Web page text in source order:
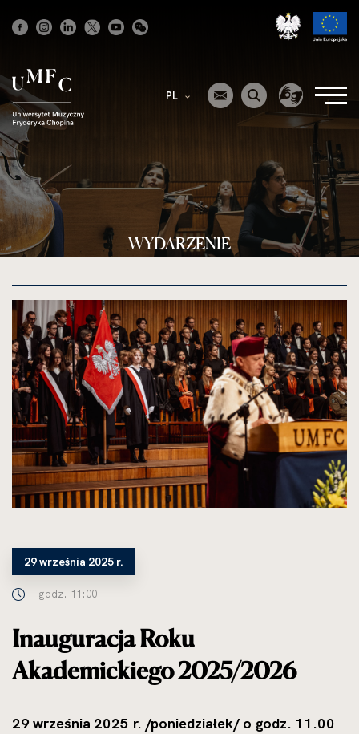
główna
PL
WYDARZENIE
29 września 2025 r.
godz. 11:00
Inauguracja Roku
Akademickiego 2025/2026
29 września 2025 r. /poniedziałek/ o godz. 11.00